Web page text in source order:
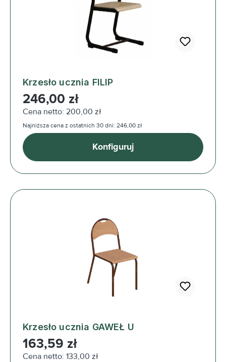
Krzesło ucznia FILIP
Cena regularna:
246,00 zł
Cena netto: 200,00 zł
Najniższa cena z ostatnich 30 dni: 246,00 zł
Konfiguruj
Krzesło ucznia GAWEŁ U
Cena regularna:
163,59 zł
Cena netto: 133,00 zł